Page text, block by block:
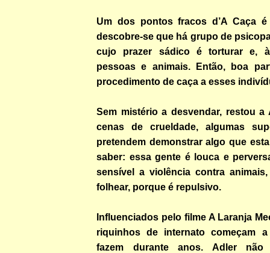
Um dos pontos fracos d’A Caça
descobre-se que há grupo de
cujo prazer sádico é torturar e,
pessoas e animais. Então, boa
procedimento de caça a esses
Sem mistério a desvendar, restou a
cenas de crueldade, algumas
pretendem demonstrar algo que
saber: essa gente é louca e
sensível a violência contra
folhear, porque é repulsivo.
Influenciados pelo filme A Laranja
riquinhos de internato começam
fazem durante anos. Adler